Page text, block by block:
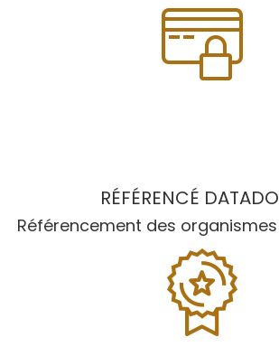
RÉFÉRENCÉ
Référencement des